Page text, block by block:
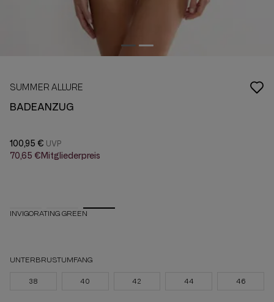
SUMMER ALLURE
BADEANZUG
100,95 €
70,65 € Mitgliederpreis
INVIGORATING GREEN
UNTERBRUSTUMFANG
38 40 42 44 46